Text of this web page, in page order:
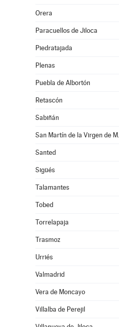
Orera
Paracuellos de Jiloca
Piedratajada
Plenas
Puebla de Albortón
Retascón
Sabiñán
San
Santed
Sigüés
Talamantes
Tobed
Torrelapaja
Trasmoz
Urriés
Valmadrid
Vera de Moncayo
Villalba de Perejil